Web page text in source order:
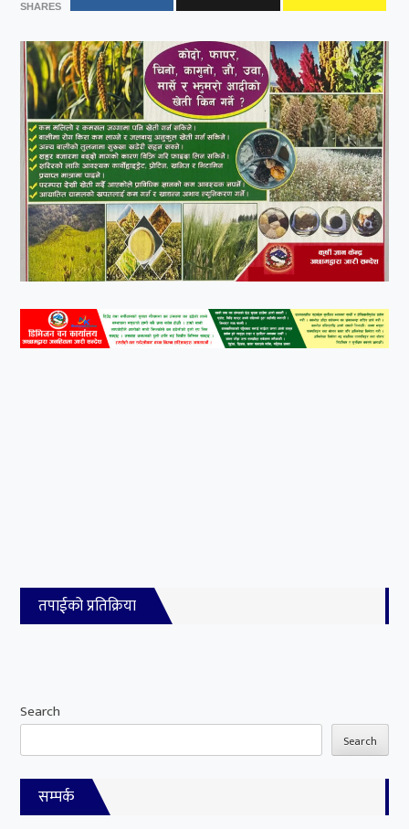
SHARES
तपाईको प्रतिक्रिया
Search
Search
सम्पर्क